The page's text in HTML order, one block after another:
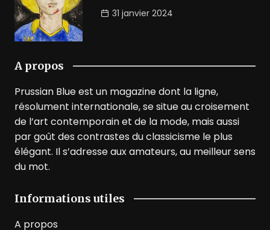
31 janvier 2024
A propos
Prussian Blue est un magazine dont la ligne,
résolument internationale, se situe au croisement
de l’art contemporain et de la mode, mais aussi
par goût des contrastes du classicisme le plus
élégant. Il s’adresse aux amateurs, au meilleur sens
du mot.
Informations utiles
A propos